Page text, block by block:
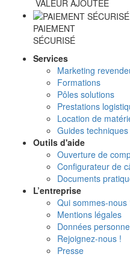
VALEUR AJOUTÉE
PAIEMENT
SÉCURISÉ
Services
Marketing
Formations
Pôles solutions
Prestations
Location de
Guides techniques
Outils d'aide
Ouverture de
Configurateur de
Documents
L’entreprise
Qui sommes-nous
Mentions légales
Données
Rejoignez-nous !
Presse